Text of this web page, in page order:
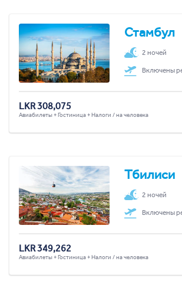
Стамбул
2 ночей
Включены
LKR 308,075
Авиабилеты + Гостиница + Налоги / на человека
Тбилиси
2 ночей
Включены
LKR 349,262
Авиабилеты + Гостиница + Налоги / на человека